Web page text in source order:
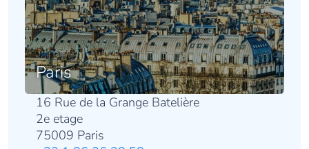
Paris
16 Rue de la Grange Batelière
2e etage
75009 Paris